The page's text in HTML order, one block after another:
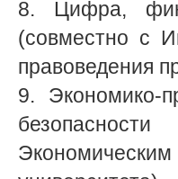
8. Цифра,
(совместно с
правоведения
9. Экономико-